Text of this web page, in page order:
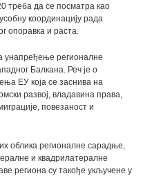
треба да се посматра као
координацију рада
опоравка и раста.
унапређење регионалне
Балкана. Реч је о
ЕУ која се заснива на
развој, владавина права,
повезаност и
облика регионалне сарадње,
и квадрилатералне
региона су такође укључене у